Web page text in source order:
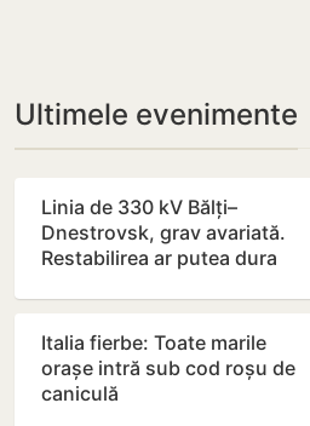
Ultimele evenimente
Linia de 330 kV Bălți–
Dnestrovsk, grav avariată.
Restabilirea ar putea dura
Italia fierbe: Toate marile
orașe intră sub cod roșu de
caniculă